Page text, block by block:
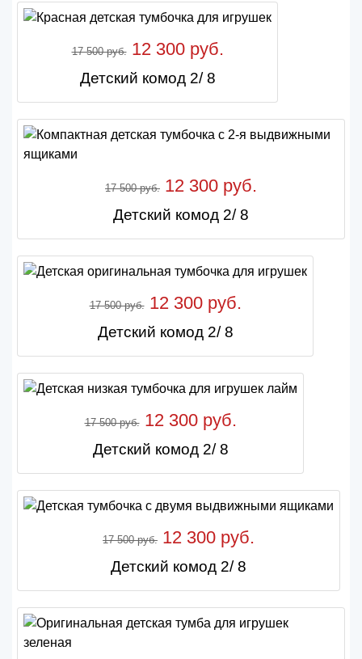
17 500 руб.12 300 руб.
Детский комод 2/ 8
17 500 руб. 12 300 руб.
Детский комод 2/ 8
17 500 руб.12 300 руб.
Детский комод 2/ 8
17 500 руб.12 300 руб.
Детский комод 2/ 8
17 500 руб. 12 300 руб.
Детский комод 2/ 8